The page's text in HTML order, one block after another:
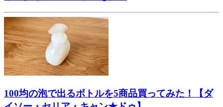
100均の泡で出るボトルを5商品買ってみた！【ダ